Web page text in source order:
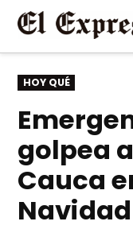
Saltar
contenido
PUBLICADO
EN
HOY QUÉ
golpea
Cauca
Navidad